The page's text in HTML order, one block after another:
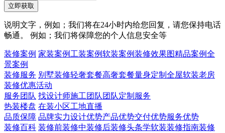
立即获取
说明文字，例如；我们将在24小时内给您回复，请您保持电话
畅通。 例如；我们将保障您的个人信息安全等
装修案例 家装案例 工装案例软装案例装修效果图精品案例全
景案例
装修服务 别墅装修轻奢套餐高奢套餐量身定制 全屋软装老房
装修优惠活动
服务团队 找设计师施工团队 团队定制服务
热装楼盘 在装小区工地直播
品质保障 品牌实力设计优势产品优势交付优势服务优势
装修百科 装修前装修中装修后装修头条学软装装修指南装修